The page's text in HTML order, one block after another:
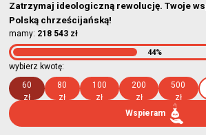
Zatrzymaj ideologiczną rewolucję. Twoje
Polską chrześcijańską!
mamy: 218 543 zł
44%
wybierz kwotę:
60
zł
80
zł
100
zł
200
zł
500
zł
Wspieram